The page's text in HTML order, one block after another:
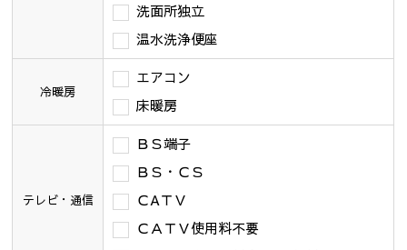
洗面所独立
温水洗浄便座
冷暖房
エアコン
床暖房
テレビ・通信
ＢＳ端子
ＢＳ・ＣＳ
ＣAＴＶ
ＣＡＴＶ使用料不要